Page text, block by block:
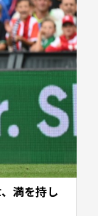
満を持し